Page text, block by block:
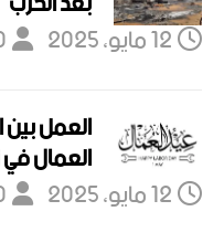
12 مايو، 2025
العمل
العمال
12 مايو، 2025